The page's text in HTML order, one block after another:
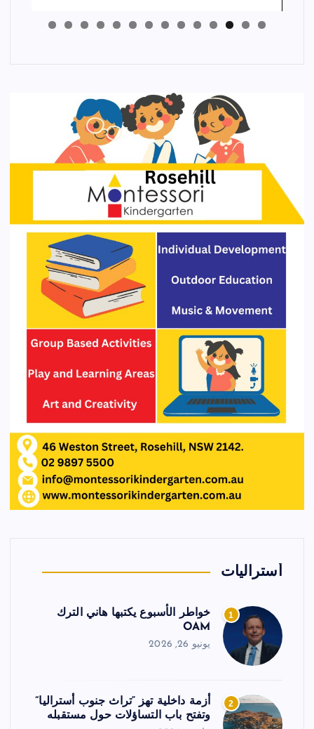
أستراليات
1
خواطر الأسبوع يكتبها هاني الترك
OAM
يونيو 26, 2026
2
أزمة داخلية تهز “تراث جنوب أستراليا”
وتفتح باب التساؤلات حول مستقبله